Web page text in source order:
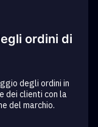
ordini di
degli ordini in
dei clienti con la
del marchio.